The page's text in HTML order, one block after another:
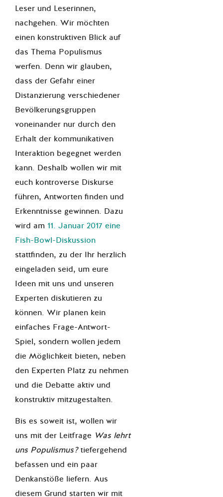
Leser und Leserinnen,
nachgehen. Wir möchten
einen konstruktiven Blick auf
das Thema Populismus
werfen. Denn wir glauben,
dass der Gefahr einer
Distanzierung verschiedener
Bevölkerungsgruppen
voneinander nur durch den
Erhalt der kommunikativen
Interaktion begegnet werden
kann. Deshalb wollen wir mit
euch kontroverse Diskurse
führen, Antworten finden und
Erkenntnisse gewinnen. Dazu
wird am 11. Januar 2017 eine
Fish-Bowl-Diskussion
stattfinden, zu der Ihr herzlich
eingeladen seid, um eure
Ideen mit uns und unseren
Experten diskutieren zu
können. Wir planen kein
einfaches Frage-Antwort-
Spiel, sondern wollen jedem
die Möglichkeit bieten, neben
den Experten Platz zu nehmen
und die Debatte aktiv und
konstruktiv mitzugestalten.
Bis es soweit ist, wollen wir
uns mit der Leitfrage Was lehrt
uns Populismus?tiefergehend
befassen und ein paar
Denkanstöße liefern. Aus
diesem Grund starten wir mit